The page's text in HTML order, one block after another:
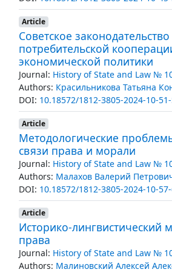
Article
Советское
потребительской
экономической политики
Journal: History of State and Law №
Authors: Красильникова Татьяна
DOI: 10.18572/1812-3805-2024-10-
Article
Методологические
связи права и морали
Journal: History of State and Law №
Authors: Малахов Валерий
DOI: 10.18572/1812-3805-2024-10-
Article
Историко-лингвистический
права
Journal: History of State and Law №
Authors: Малиновский Алексей